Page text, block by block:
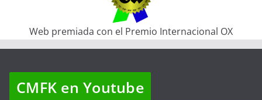
Web premiada con el Premio Internacional OX
CMFK en Youtube